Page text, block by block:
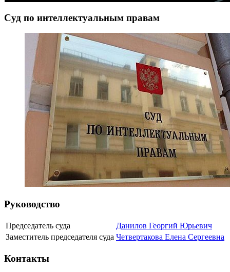
Суд по интеллектуальным правам
Руководство
Председатель суда
Данилов Георгий Юрьевич
Заместитель председателя суда Четвертакова Елена Сергеевна
Контакты